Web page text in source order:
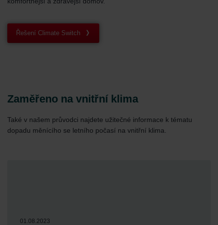
Řešení Climate Switch
Zaměřeno na vnitřní klima
Také v našem průvodci najdete užitečné informace k tématu
dopadu měnícího se letního počasí na vnitřní klima.
01.08.2023